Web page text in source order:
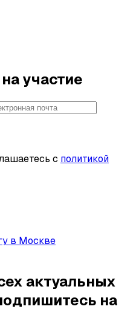
участие
с политикой
в Москве
актуальных
на